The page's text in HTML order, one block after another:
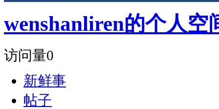
wenshanliren的个人空
访问量0
新鲜事
帖子